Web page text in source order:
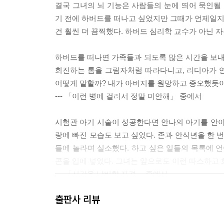
결국 그녀의 뇌 기능은 사람들의 눈에 띄어 묵인
기 전에 하버드를 떠나고 싶었지만 그때가 언제일
건 훨씬 더 끔찍했다. 하버드 심리학 교수가 아닌
하버드를 떠나면 가족들과 되도록 많은 시간을 보
회진하는 톰을 그림자처럼 따라다니고, 리디아가
어떻게 말할까? 내가 아버지를 원망하고 증오했듯
--- 「이런 병에 걸려서 정말 미안해」 중에서
시험관 아기 시술이 성공한다면 안나의 아기를 안
랑에 빠진 모습도 보고 싶었다. 존과 안식년을 한
들에 놀라며 실소했다. 하고 싶은 일들의 목록에
--- 「시간을 낭비할 자격」 중에서
여배우가 독백을 멈추고 본래의 자신으로 돌아왔
출판사 리뷰